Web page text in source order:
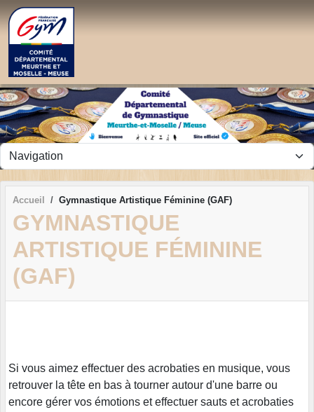
Accueil Gymnastique Artistique Féminine (GAF)
GYMNASTIQUE
ARTISTIQUE FÉMININE
(GAF)
Si vous aimez effectuer des acrobaties en musique, vous
retrouver la tête en bas à tourner autour d'une barre ou
encore gérer vos émotions et effectuer sauts et acrobaties
Panneau de gestion des cookies